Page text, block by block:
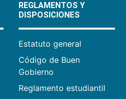
REGLAMENTOS Y
DISPOSICIONES
Estatuto general
Código de Buen
Gobierno
Reglamento estudiantil